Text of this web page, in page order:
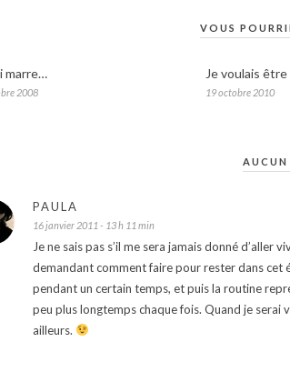
VOUS
marre…
2008
Je voulais
19 octobre 2010
PAULA
16 janvier 2011 - 13 h 11 min
Je ne sais pas s’il me sera jamais donné d’aller
demandant comment faire pour rester dans cet
pendant un certain temps, et puis la routine
peu plus longtemps chaque fois. Quand je
ailleurs.